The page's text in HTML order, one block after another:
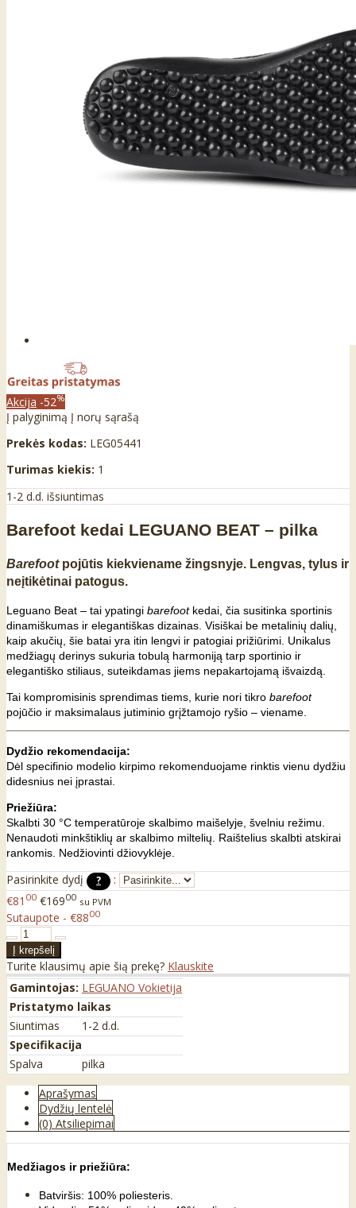
Akcija -52%
Į palyginimą Į norų sąrašą
Prekės kodas: LEG05441
Turimas kiekis: 1
1-2 d.d. išsiuntimas
Barefoot kedai LEGUANO BEAT – pilka
Barefootpojūtis kiekviename žingsnyje. Lengvas, tylus ir
neįtikėtinai patogus.
Leguano Beat – tai ypatingi barefootkedai, čia susitinka sportinis
dinamiškumas ir elegantiškas dizainas. Visiškai be metalinių dalių,
kaip akučių, šie batai yra itin lengvi ir patogiai prižiūrimi. Unikalus
medžiagų derinys sukuria tobulą harmoniją tarp sportinio ir
elegantiško stiliaus, suteikdamas jiems nepakartojamą išvaizdą.
Tai kompromisinis sprendimas tiems, kurie nori tikro barefoot
pojūčio ir maksimalaus jutiminio grįžtamojo ryšio – viename.
Dydžio rekomendacija:
Dėl specifinio modelio kirpimo rekomenduojame rinktis vienu dydžiu
didesnius nei įprastai.
Priežiūra:
Skalbti 30 °C temperatūroje skalbimo maišelyje, švelniu režimu.
Nenaudoti minkštiklių ar skalbimo miltelių. Raištelius skalbti atskirai
rankomis. Nedžiovinti džiovyklėje.
Pasirinkite dydį ?
:
€81 00 €16900 su PVM
Sutaupote - €8800
Turite klausimų apie šią prekę? Klauskite
Gamintojas: LEGUANO Vokietija
Pristatymo laikas
Siuntimas
1-2 d.d.
Specifikacija
Spalva
pilka
Aprašymas
Dydžių lentelė
(0) Atsiliepimai
Medžiagos ir priežiūra:
Batviršis: 100% poliesteris.